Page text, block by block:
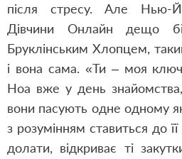
після стресу. Але Нью-
Дівчини Онлайн дещо
Бруклінським Хлопцем,
і вона сама. «Ти – моя
Ноа вже у день
вони пасують одне одному
з розумінням ставиться до її
долати, відкриває ті